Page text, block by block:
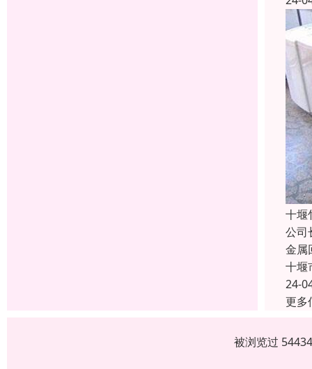
十堰
公司
金属
十堰
24-
更多
被浏览过